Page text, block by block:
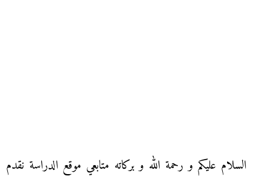
السلام عليكم و رحمة الله و بركاته متابعي موقع الدراسة نقدم